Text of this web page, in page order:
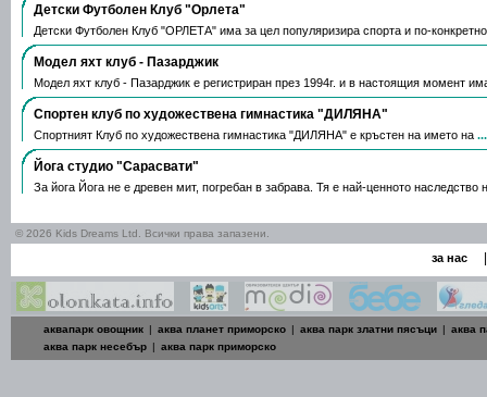
Детски Футболен Клуб "Орлета"
Детски Футболен Клуб "ОРЛЕТА" има за цел популяризира спорта и по-
Модел яхт клуб - Пазарджик
Модел яхт клуб - Пазарджик е регистриран през 1994г. и в настоящия момент
Спортeн клуб по художествена гимнастика "ДИЛЯНА"
Спортният Клуб по художествена гимнастика "ДИЛЯНА" е кръстен на името на
Йога студио "Сарасвати"
За йога Йога не е древен мит, погребан в забрава. Тя е най-ценното наследство
© 2026 Kids Dreams Ltd. Всички права запазени.
за нас
аквапарк овощник | аква планет приморско | аква парк златни пясъци | аква
аква парк несебър | аква парк приморско